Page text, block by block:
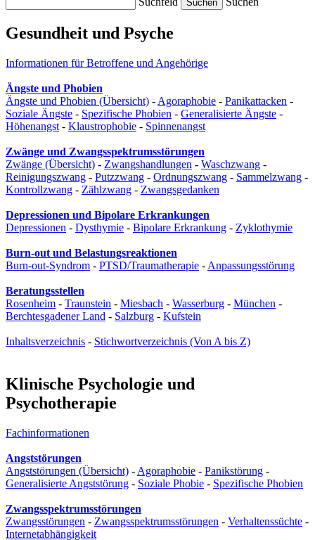
Gesundheit und Psyche
Informationen für Betroffene und Angehörige
Ängste und Phobien
Ängste und Phobien (Übersicht) - Agoraphobie - Panikattacken -
Soziale Ängste - Spezifische Phobien - Generalisierte Ängste -
Höhenangst - Klaustrophobie - Spinnenangst
Zwänge und Zwangsspektrumsstörungen
Zwänge (Übersicht) - Zwangshandlungen - Waschzwang -
Reinigungszwang - Putzzwang - Ordnungszwang - Sammelzwang -
Kontrollzwang - Zählzwang - Zwangsgedanken
Depressionen und Bipolare Erkrankungen
Depressionen - Dysthymie - Bipolare Erkrankung - Zyklothymie
Burn-out und Belastungsreaktionen
Burn-out-Syndrom - PTSD/Traumatherapie - Anpassungsstörung
Beratungsstellen
Rosenheim - Traunstein - Miesbach - Wasserburg - München -
Berchtesgadener Land - Salzburg - Kufstein
Inhaltsverzeichnis - Stichwortverzeichnis (Von A bis Z)
Klinische Psychologie und
Psychotherapie
Fachinformationen
Angststörungen
Angststörungen (Übersicht) - Agoraphobie - Panikstörung -
Generalisierte Angststörung - Soziale Phobie - Spezifische Phobien
Zwangsspektrumsstörungen
Zwangsstörungen - Zwangsspektrumsstörungen - Verhaltenssüchte -
Internetabhängigkeit